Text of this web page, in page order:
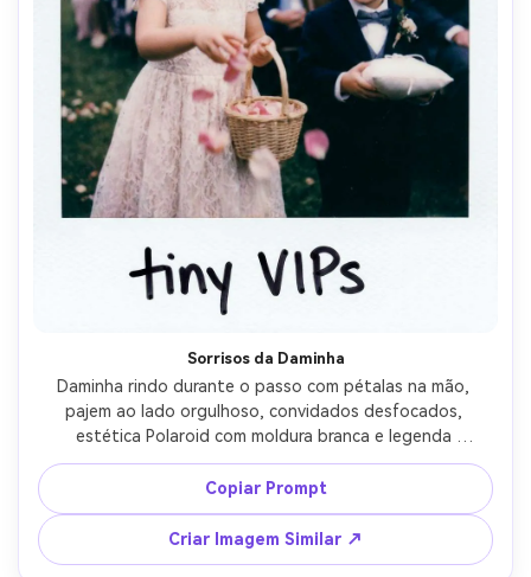
Sorrisos da Daminha
Daminha rindo durante o passo com pétalas na mão,
pajem ao lado orgulhoso, convidados desfocados,
estética Polaroid com moldura branca e legenda
manuscrita "pequenos VIPs", flash na câmera, grão suave,
exposição levemente imperfeita, captado com lente
35mm, clima espontâneo e divertido --ar 4:5
Copiar Prompt
Criar Imagem Similar ↗